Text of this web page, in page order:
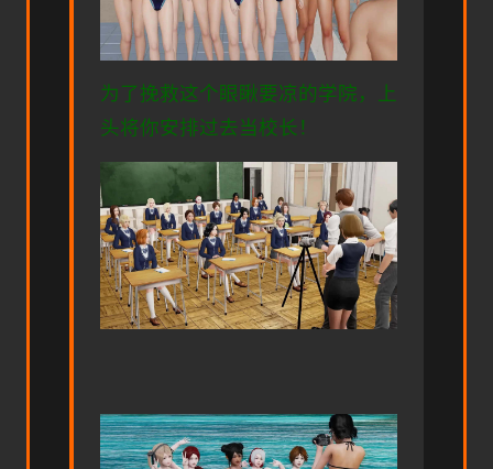
为了挽救这个眼瞅要凉的学院，上
头将你安排过去当校长！